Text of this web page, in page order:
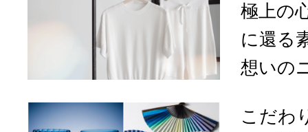
極上の
に還る
想いの
こだわ